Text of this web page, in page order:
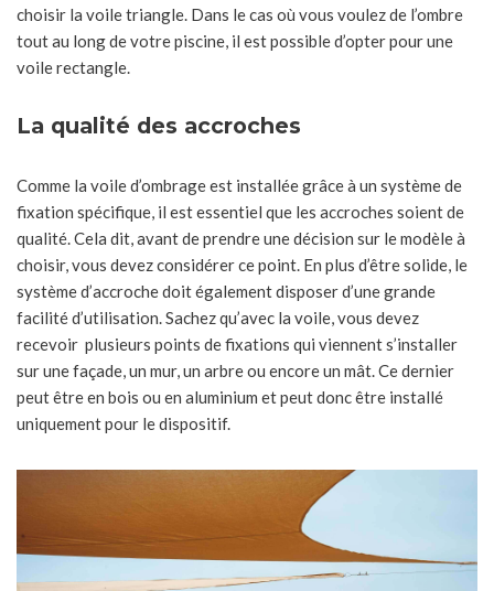
choisir la voile triangle. Dans le cas où vous voulez de l’ombre
tout au long de votre piscine, il est possible d’opter pour une
voile rectangle.
La qualité des accroches
Comme la voile d’ombrage est installée grâce à un système de
fixation spécifique, il est essentiel que les accroches soient de
qualité. Cela dit, avant de prendre une décision sur le modèle à
choisir, vous devez considérer ce point. En plus d’être solide, le
système d’accroche doit également disposer d’une grande
facilité d’utilisation. Sachez qu’avec la voile, vous devez
recevoir plusieurs points de fixations qui viennent s’installer
sur une façade, un mur, un arbre ou encore un mât. Ce dernier
peut être en bois ou en aluminium et peut donc être installé
uniquement pour le dispositif.